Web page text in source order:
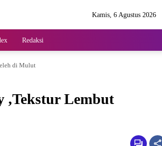
Kamis, 6 Agustus 2026
Redaksi
di Mulut
,Tekstur Lembut